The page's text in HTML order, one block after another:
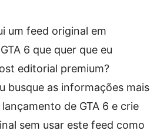
um feed original em
6 que quer que eu
editorial premium?
busque as informações mais
de GTA 6 e crie
sem usar este feed como